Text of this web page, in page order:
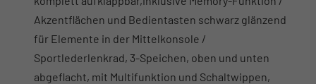
Akzentflächen und Bedientasten schwarz glänzend
für Elemente in der Mittelkonsole /
Sportlederlenkrad, 3-Speichen, oben und unten
abgeflacht, mit Multifunktion und Schaltwippen,